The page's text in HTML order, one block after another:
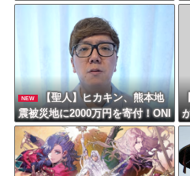
会派アニメだ」
NEW
【聖人】ヒカキン、熊本地
震被災地に2000万円を寄付！ONI
CHA1万4400本も提供